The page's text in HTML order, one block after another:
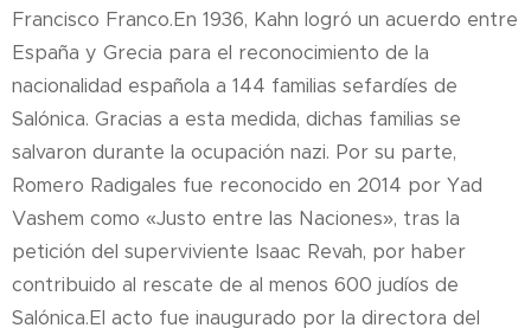
Francisco Franco.En 1936, Kahn logró un acuerdo entre
España y Grecia para el reconocimiento de la
nacionalidad española a 144 familias sefardíes de
Salónica. Gracias a esta medida, dichas familias se
salvaron durante la ocupación nazi. Por su parte,
Romero Radigales fue reconocido en 2014 por Yad
Vashem como «Justo entre las Naciones», tras la
petición del superviviente Isaac Revah, por haber
contribuido al rescate de al menos 600 judíos de
Salónica.El acto fue inaugurado por la directora del